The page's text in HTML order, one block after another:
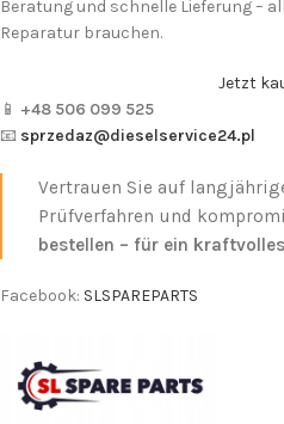
Beratung und schnelle Lieferung –
Reparatur brauchen.
Jetzt
📱 +48 506 099 525
📧 sprzedaz@dieselservice24.pl
Vertrauen Sie auf
Prüfverfahren und
bestellen – für ein
Facebook: SLSPAREPARTS